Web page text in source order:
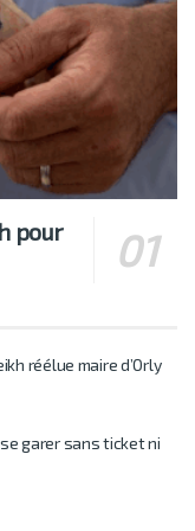
pour
réélue maire d’Orly
garer sans ticket ni